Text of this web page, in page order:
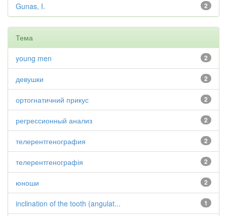
2
Gunas, I.
Тема
2
young men
2
девушки
2
ортогнатичний прикус
2
регрессионный анализ
2
телерентгенография
2
телерентгенографія
2
юноши
1
inclination of the tooth (angulat...